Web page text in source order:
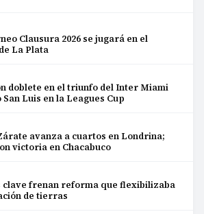
Clausura 2026 se jugará en el
La Plata
doblete en el triunfo del Inter Miami
Luis en la Leagues Cup
avanza a cuartos en Londrina;
victoria en Chacabuco
clave frenan reforma que flexibilizaba
de tierras